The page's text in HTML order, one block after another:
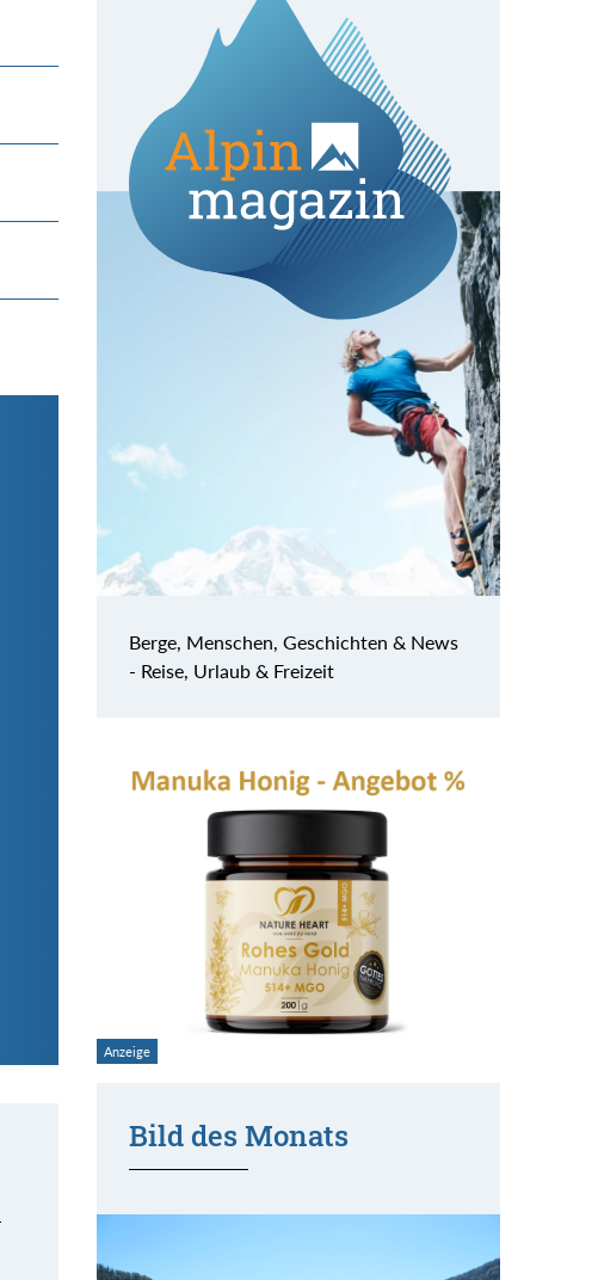
Berge, Menschen, Geschichten & News
- Reise, Urlaub & Freizeit
Bild des Monats